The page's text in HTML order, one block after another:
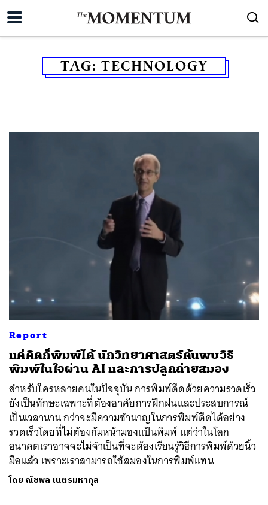
TAG: TECHNOLOGY
Report
แค่คิดก็พิมพ์ได้ นักวิทยาศาสตร์ค้นพบวิธี
พิมพ์ในใจผ่าน AI และการปลูกถ่ายสมอง
สำหรับใครหลายคนในปัจจุบัน การพิมพ์ดีดด้วยความรวดเร็ว
ยังเป็นทักษะเฉพาะที่ต้องอาศัยการฝึกฝนและประสบการณ์
เป็นเวลานาน กว่าจะมีความชำนาญในการพิมพ์ดีดได้อย่าง
รวดเร็วโดยที่ไม่ต้องก้มหน้ามองแป้นพิมพ์ แต่ว่าในโลก
อนาคตเราอาจจะไม่จำเป็นที่จะต้องเรียนรู้วิธีการพิมพ์ด้วยนิ้ว
มือแล้ว เพราะเราสามารถใช้สมองในการพิมพ์แทน
โดย ณัชพล เนตรมหากุล